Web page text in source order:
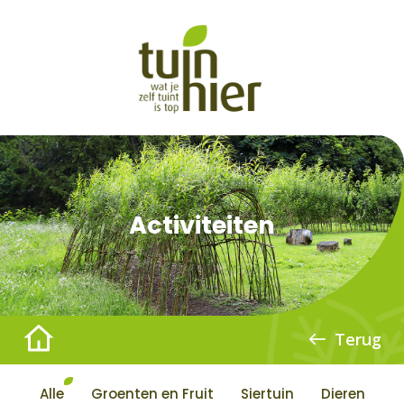
Activiteiten
Terug
Alle Groenten en Fruit Siertuin
Dieren